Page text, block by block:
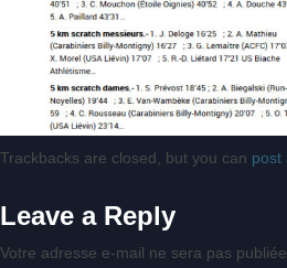
Trackbacks are closed, but you can post
Leave a Reply
Votre adresse e-mail ne sera pas publiée.